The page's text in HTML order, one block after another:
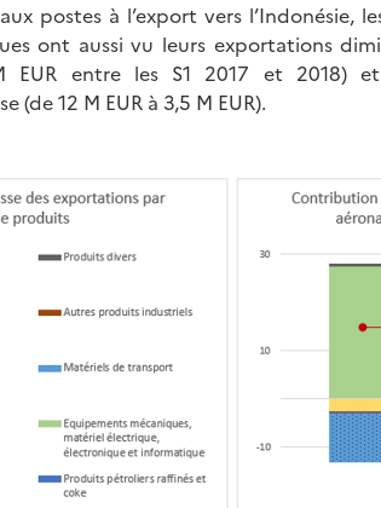
postes à l’export vers l’Indonésie,
ont aussi vu leurs exportations
entre les S1 2017 et 2018)
(de 12 M EUR à 3,5 M EUR).